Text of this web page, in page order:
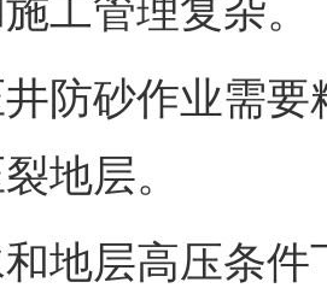
工管理复杂。
砂作业需要
地层。
层高压条件